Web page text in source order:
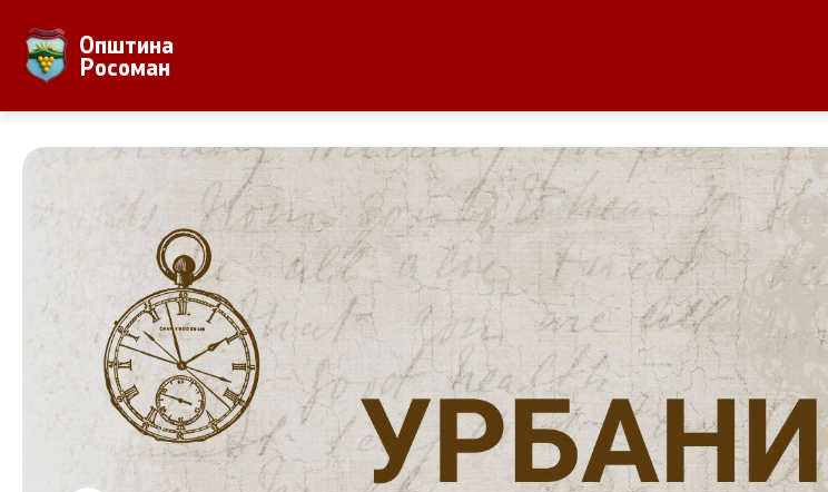
Општина
Росоман
За Општината
Населби и населеност
Аграр
Природни Богатства
Вработени
Совет на општината
ЈПКД Росоман - Росоман
ООУ Пере Тошев
ЈОУГД Праскичка